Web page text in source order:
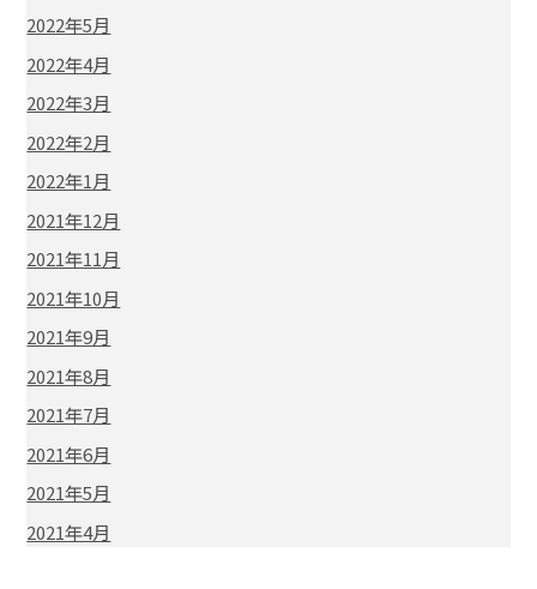
2022年5月
2022年4月
2022年3月
2022年2月
2022年1月
2021年12月
2021年11月
2021年10月
2021年9月
2021年8月
2021年7月
2021年6月
2021年5月
2021年4月